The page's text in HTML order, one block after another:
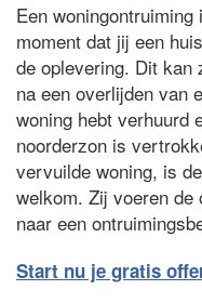
Een
moment dat jij een
de oplevering. Dit kan
na een overlijden van
woning hebt verhuurd
noorderzon is
vervuilde woning, is
welkom. Zij voeren
naar een
Start nu je gratis